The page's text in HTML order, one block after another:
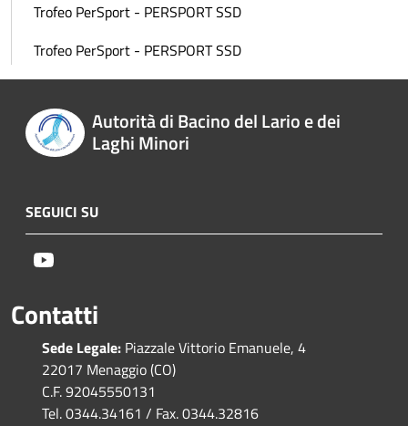
Trofeo PerSport - PERSPORT SSD
Trofeo PerSport - PERSPORT SSD
Autorità di Bacino del Lario e dei
Laghi Minori
SEGUICI SU
Contatti
Sede Legale: Piazzale Vittorio Emanuele, 4
22017 Menaggio (CO)
C.F. 92045550131
Tel. 0344.34161 / Fax. 0344.32816